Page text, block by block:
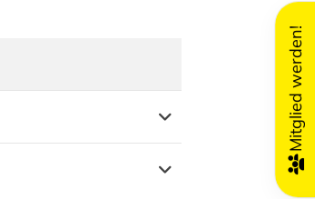
Weitere
Mitglied werden!